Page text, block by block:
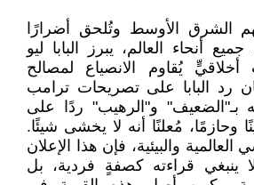
الأوسط وتُلحق أضرارًا
أنحاء العالم، يبرز البابا ليو
يُقاوم الانصياع لمصالح
رد البابا على تصريحات ترامب
بـ"الضعيف" و"الرهيب" ردًا على
وحازمًا، مُعلنًا أنه لا يخشى شيئًا.
والبيئية، فإن هذا الإعلان
قراءته كصفةٍ فردية، بل